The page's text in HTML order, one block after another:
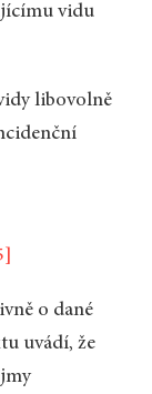
vidu
libovolně
o dané
uvádí, že